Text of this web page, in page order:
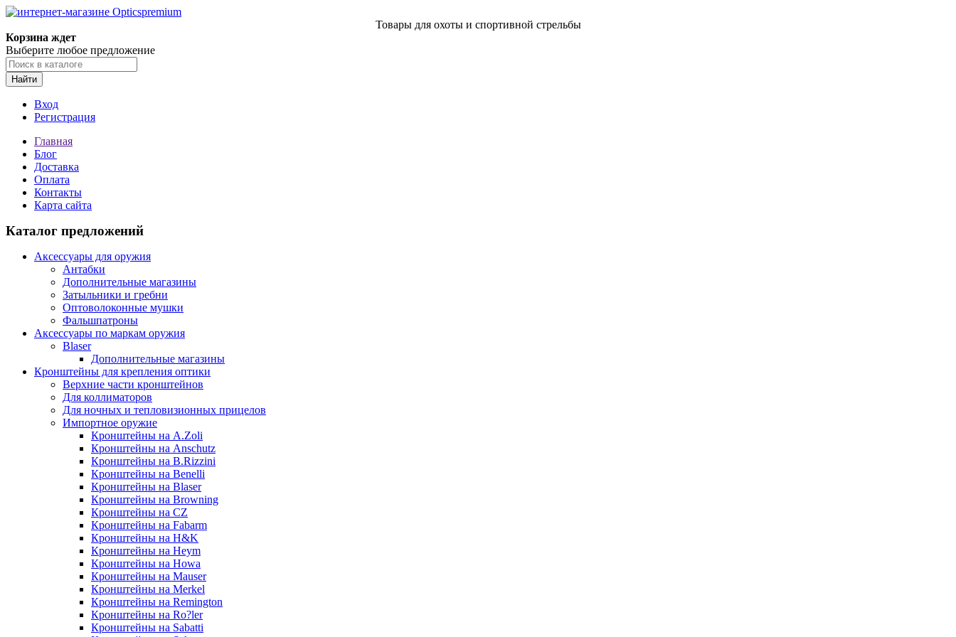
Товары для охоты и спортивной стрельбы
Корзина ждет
Выберите любое предложение
Найти
Вход
Регистрация
Главная
Блог
Доставка
Оплата
Контакты
Карта сайта
Каталог предложений
Аксессуары для оружия
Антабки
Дополнительные магазины
Затыльники и гребни
Оптоволоконные мушки
Фальшпатроны
Аксессуары по маркам оружия
Blaser
Дополнительные магазины
Кронштейны для крепления оптики
Верхние части кронштейнов
Для коллиматоров
Для ночных и тепловизионных прицелов
Импортное оружие
Кронштейны на A.Zoli
Кронштейны на Anschutz
Кронштейны на B.Rizzini
Кронштейны на Benelli
Кронштейны на Blaser
Кронштейны на Browning
Кронштейны на CZ
Кронштейны на Fabarm
Кронштейны на H&K
Кронштейны на Heym
Кронштейны на Howa
Кронштейны на Mauser
Кронштейны на Merkel
Кронштейны на Remington
Кронштейны на Ro?ler
Кронштейны на Sabatti